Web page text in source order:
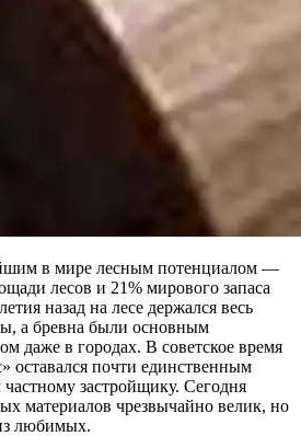
в мире лесным потенциалом —
лесов и 21% мирового запаса
назад на лесе держался весь
а бревна были основным
даже в городах. В советское время
оставался почти единственным
застройщику. Сегодня
материалов чрезвычайно велик, но
любимых.